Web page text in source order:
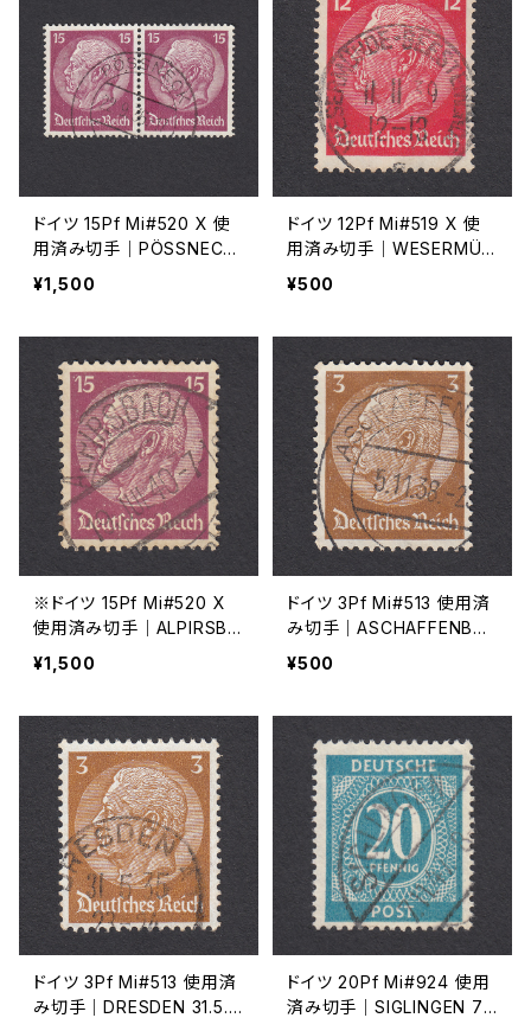
ドイツ 15Pf Mi#520 X 使
用済み切手｜PÖSSNECK
22.9.1936
¥1,500
ドイツ 12Pf Mi#519 X 使
用済み切手｜WESERMÜN
DE-GEESTEMÜNDE 11.11.1
¥500
※ドイツ 15Pf Mi#520 X
使用済み切手｜ALPIRSBA
CH 19.JUL.1940
¥1,500
ドイツ 3Pf Mi#513 使用済
み切手｜ASCHAFFENBUR
G 5.11.1936
¥500
ドイツ 3Pf Mi#513 使用済
み切手｜DRESDEN 31.5.1
ドイツ 20Pf Mi#924 使用
済み切手｜SIGLINGEN 7.1